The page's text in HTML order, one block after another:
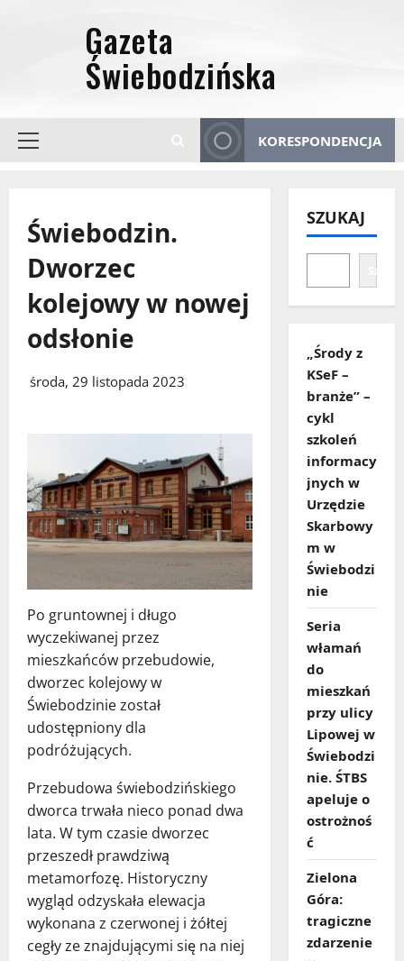
Menu
KORESPONDENCJA
Świebodzin.
Dworzec
kolejowy w nowej
odsłonie
środa, 29 listopada 2023
Po gruntownej i długo
wyczekiwanej przez
mieszkańców przebudowie,
dworzec kolejowy w
Świebodzinie został
udostępniony dla
podróżujących.
Przebudowa świebodzińskiego
dworca trwała nieco ponad dwa
lata. W tym czasie dworzec
przeszedł prawdziwą
metamorfozę. Historyczny
wygląd odzyskała elewacja
wykonana z czerwonej i żółtej
cegły ze znajdującymi się na niej
SZUKAJ
„Środy z
KSeF –
branże” –
cykl
szkoleń
informacy
jnych w
Urzędzie
Skarbowy
m w
Świebodzi
nie
Seria
włamań
do
mieszkań
przy ulicy
Lipowej w
Świebodzi
nie. ŚTBS
apeluje o
ostrożnoś
ć
Zielona
Góra:
tragiczne
zdarzenie